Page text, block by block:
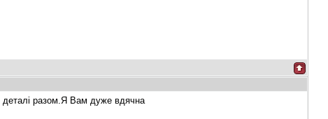
деталі разом.Я Вам дуже вдячна